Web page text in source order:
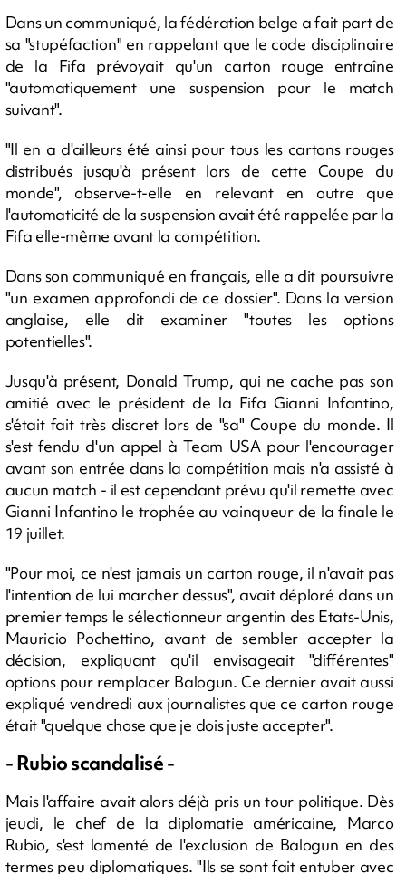
Dans un communiqué, la fédération belge a fait part de
sa "stupéfaction" en rappelant que le code disciplinaire
de la Fifa prévoyait qu'un carton rouge entraîne
"automatiquement une suspension pour le match
suivant".
"Il en a d'ailleurs été ainsi pour tous les cartons rouges
distribués jusqu'à présent lors de cette Coupe du
monde", observe-t-elle en relevant en outre que
l'automaticité de la suspension avait été rappelée par la
Fifa elle-même avant la compétition.
Dans son communiqué en français, elle a dit poursuivre
"un examen approfondi de ce dossier". Dans la version
anglaise, elle dit examiner "toutes les options
potentielles".
Jusqu'à présent, Donald Trump, qui ne cache pas son
amitié avec le président de la Fifa Gianni Infantino,
s'était fait très discret lors de "sa" Coupe du monde. Il
s'est fendu d'un appel à Team USA pour l'encourager
avant son entrée dans la compétition mais n'a assisté à
aucun match - il est cependant prévu qu'il remette avec
Gianni Infantino le trophée au vainqueur de la finale le
19 juillet.
"Pour moi, ce n'est jamais un carton rouge, il n'avait pas
l'intention de lui marcher dessus", avait déploré dans un
premier temps le sélectionneur argentin des Etats-Unis,
Mauricio Pochettino, avant de sembler accepter la
décision, expliquant qu'il envisageait "différentes"
options pour remplacer Balogun. Ce dernier avait aussi
expliqué vendredi aux journalistes que ce carton rouge
était "quelque chose que je dois juste accepter".
- Rubio scandalisé -
Mais l'affaire avait alors déjà pris un tour politique. Dès
jeudi, le chef de la diplomatie américaine, Marco
Rubio, s'est lamenté de l'exclusion de Balogun en des
termes peu diplomatiques. "Ils se sont fait entuber avec